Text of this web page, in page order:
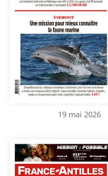
19 mai 2026